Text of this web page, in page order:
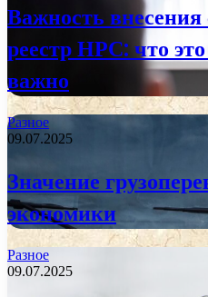
Важность внесения
реестр НРС: что
важно
Разное
09.07.2025
Значение
экономики
Разное
09.07.2025